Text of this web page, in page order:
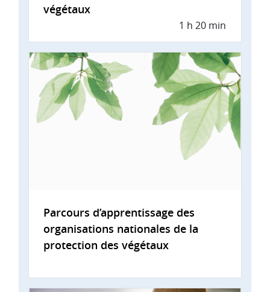
végétaux
1 h 20 min
Parcours d’apprentissage des
organisations nationales de la
protection des végétaux